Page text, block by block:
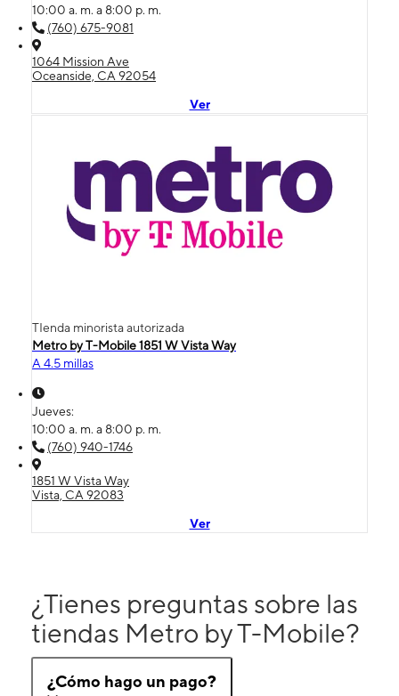
10:00 a. m. a 8:00 p. m.
(760) 675-9081
1064 Mission Ave
Oceanside, CA 92054
Ver
TIenda minorista autorizada
Metro by T-Mobile 1851 W Vista Way
A 4.5 millas
Jueves:
10:00 a. m. a 8:00 p. m.
(760) 940-1746
1851 W Vista Way
Vista, CA 92083
Ver
¿Tienes preguntas sobre las
tiendas Metro by T-Mobile?
¿Cómo hago un pago?